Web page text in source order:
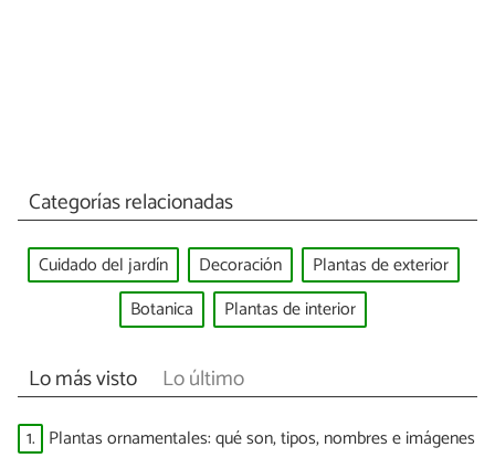
Categorías relacionadas
Cuidado del jardín Decoración
Plantas de exterior
Botanica
Plantas de interior
Lo más visto Lo último
1. Plantas ornamentales: qué son, tipos, nombres e imágenes